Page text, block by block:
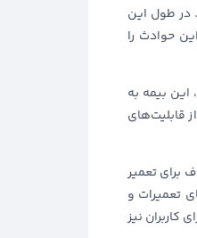
در طول این
حوادث را
بیمه به
قابلیت‌های
برای تعمیر
تعمیرات و
کاربران نیز